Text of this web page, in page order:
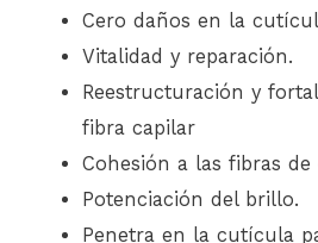
Cero daños en la
Vitalidad y reparación.
Reestructuración y
fibra capilar
Cohesión a las fibras de
Potenciación del brillo.
Penetra en la cutícula